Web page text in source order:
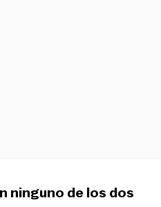
ninguno de los dos